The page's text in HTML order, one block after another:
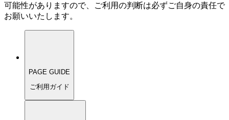
可能性がありますので、ご利用の判断は必ずご自身の責任で
お願いいたします。
PAGE GUIDE
ご利用ガイド